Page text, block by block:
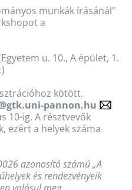
munkák írásánál”
a
u. 10., A épület, 1.
kötött.
pannon.hu
10-ig. A résztvevők
ezért a helyek száma
azonosító számú „A
és rendezvényeik